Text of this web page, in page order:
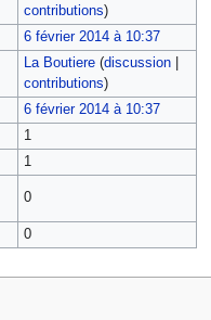
contributions)
6 février 2014 à 10:37
La Boutiere (discussion|
contributions)
6 février 2014 à 10:37
1
1
0
0